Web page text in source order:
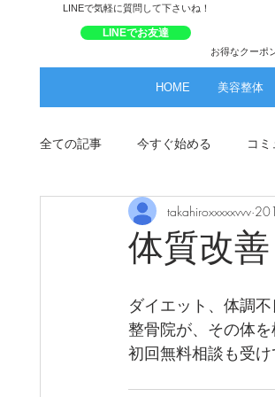
​LINEで気軽に質問して下さいね！
LINEでお友達
お得なクーポ
HOME 美容整体
全ての記事 今すぐ始める コ
体質改善
takahiroxxxxxvvv
ダイエット、体調
整骨院が、その体
初回無料相談も受